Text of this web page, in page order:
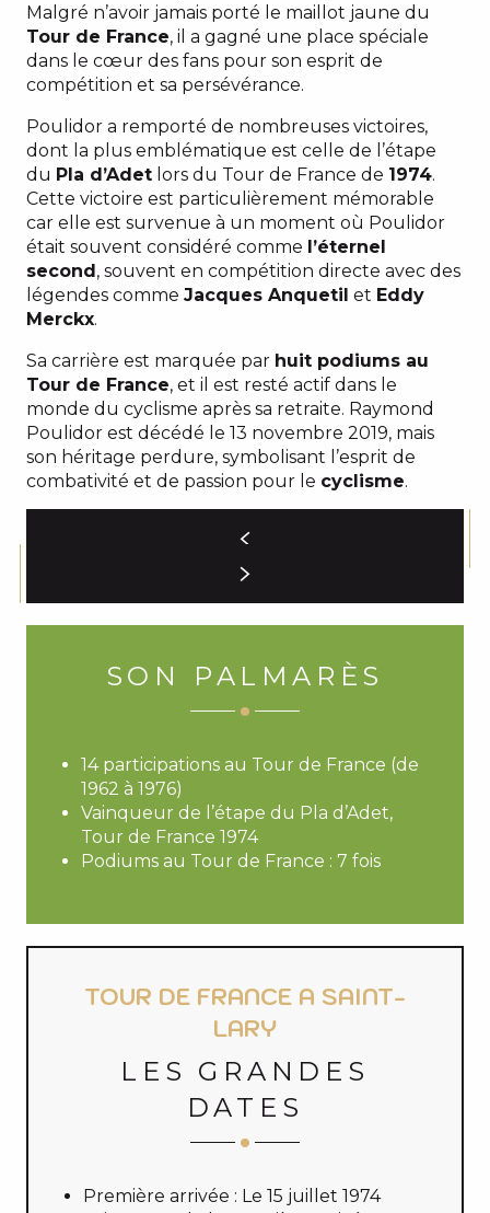
Malgré n’avoir jamais porté le maillot jaune du
Tour de France, il a gagné une place spéciale
dans le cœur des fans pour son esprit de
compétition et sa persévérance.
Poulidor a remporté de nombreuses victoires,
dont la plus emblématique est celle de l’étape
du Pla d’Adet lors du Tour de France de 1974.
Cette victoire est particulièrement mémorable
car elle est survenue à un moment où Poulidor
était souvent considéré comme l’éternel
second, souvent en compétition directe avec des
légendes comme Jacques Anquetil et Eddy
Merckx.
Sa carrière est marquée par huit podiums au
Tour de France, et il est resté actif dans le
monde du cyclisme après sa retraite. Raymond
Poulidor est décédé le 13 novembre 2019, mais
son héritage perdure, symbolisant l’esprit de
combativité et de passion pour le cyclisme.
SON PALMARÈS
14 participations au Tour de France (de
1962 à 1976)
Vainqueur de l’étape du Pla d’Adet,
Tour de France 1974
Podiums au Tour de France : 7 fois
TOUR DE FRANCE A SAINT-
LARY
LES GRANDES
DATES
Première arrivée : Le 15 juillet 1974